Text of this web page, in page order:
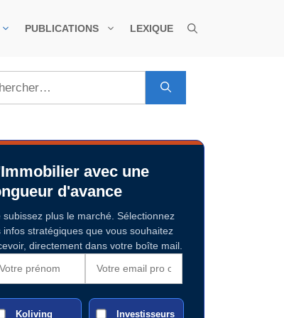
PUBLICATIONS LEXIQUE
avec une
d'avance
subissez plus le marché. Sélectionnez
infos stratégiques que vous souhaitez
directement dans votre boîte mail.
Koliving
Investisseurs